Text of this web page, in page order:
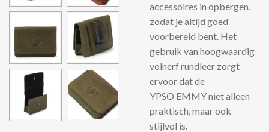
accessoires in opbergen,
zodat je altijd goed
voorbereid bent. Het
gebruik van hoogwaardig
volnerfrundleer zorgt
ervoor dat de
YPSO EMMYniet alleen
praktisch, maar ook
stijlvol is.